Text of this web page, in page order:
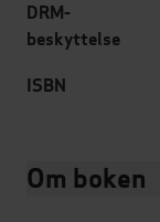
DRM-
beskyttelse
ISBN
Om boken